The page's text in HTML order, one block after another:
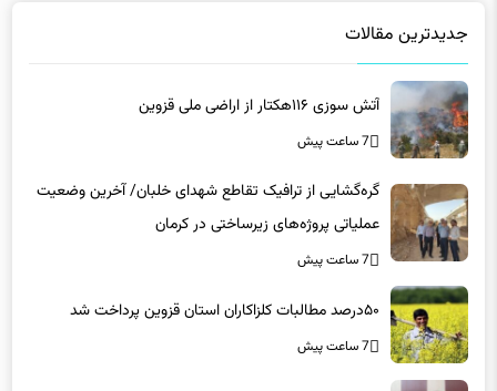
جدیدترین مقالات
آتش سوزی ۱۱۶هکتار از اراضی ملی قزوین
7 ساعت پیش
گره‌گشایی از ترافیک تقاطع شهدای خلبان/ آخرین وضعیت
عملیاتی پروژه‌های زیرساختی در کرمان
7 ساعت پیش
۵۰درصد مطالبات کلزاکاران استان قزوین پرداخت شد
7 ساعت پیش